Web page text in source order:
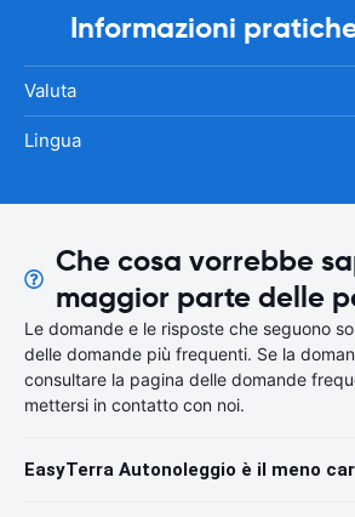
Informazioni
Valuta
Lingua
Che cosa vorrebbe
maggior parte delle
Le domande e le risposte che seguono
delle domande più frequenti. Se la
consultare la pagina delle domande
mettersi in contatto con noi.
EasyTerra Autonoleggio è il meno